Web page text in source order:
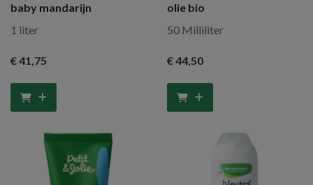
baby mandarijn
1 liter
€ 41,75
olie bio
50 Milliliter
€ 44,50